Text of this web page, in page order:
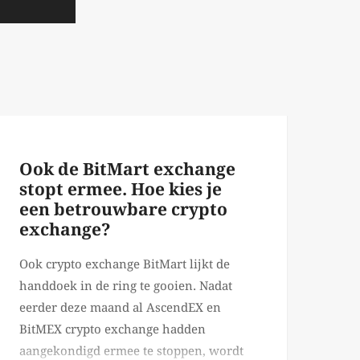
Ook de BitMart exchange
stopt ermee. Hoe kies je
een betrouwbare crypto
exchange?
Ook crypto exchange BitMart lijkt de
handdoek in de ring te gooien. Nadat
eerder deze maand al AscendEX en
BitMEX crypto exchange hadden
aangekondigd ermee te stoppen, wordt